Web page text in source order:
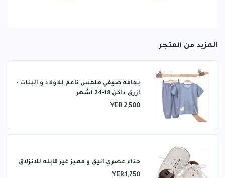
المزيد من المتجر
بجامه صيفي ملمس ناعم للاولاد و البنات -
ازرق داكن 18-24 اشهر
YER 2,500
حذاء عصري انيق و مميز غير قابله للانزلاق
YER 1,750